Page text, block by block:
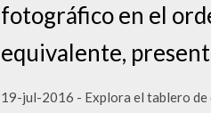
fotográfico en el
equivalente,
19-jul-2016 - Explora el tablero de